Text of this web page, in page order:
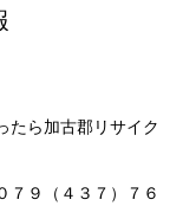
たら加古郡リサイク
９（４３７）７６